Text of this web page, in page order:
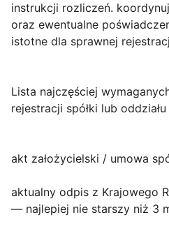
instrukcji rozliczeń.
oraz ewentualne
istotne dla sprawnej
Lista najczęściej
rejestracji spółki lub
akt założycielski / umowa
aktualny odpis z Krajowego
— najlepiej nie starszy niż 3